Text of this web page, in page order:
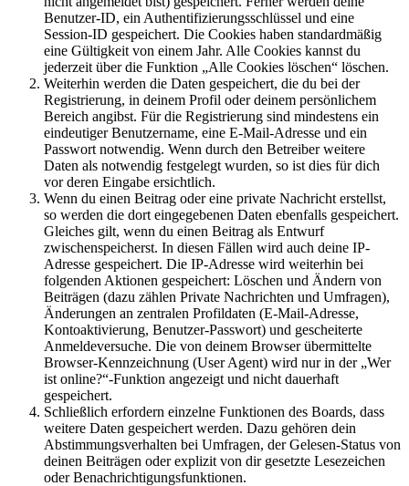
Benutzer-ID, ein Authentifizierungsschlüssel und eine
Session-ID gespeichert. Die Cookies haben standardmäßig
eine Gültigkeit von einem Jahr. Alle Cookies kannst du
jederzeit über die Funktion „Alle Cookies löschen“ löschen.
Weiterhin werden die Daten gespeichert, die du bei der
Registrierung, in deinem Profil oder deinem persönlichem
Bereich angibst. Für die Registrierung sind mindestens ein
eindeutiger Benutzername, eine E-Mail-Adresse und ein
Passwort notwendig. Wenn durch den Betreiber weitere
Daten als notwendig festgelegt wurden, so ist dies für dich
vor deren Eingabe ersichtlich.
Wenn du einen Beitrag oder eine private Nachricht erstellst,
so werden die dort eingegebenen Daten ebenfalls gespeichert.
Gleiches gilt, wenn du einen Beitrag als Entwurf
zwischenspeicherst. In diesen Fällen wird auch deine IP-
Adresse gespeichert. Die IP-Adresse wird weiterhin bei
folgenden Aktionen gespeichert: Löschen und Ändern von
Beiträgen (dazu zählen Private Nachrichten und Umfragen),
Änderungen an zentralen Profildaten (E-Mail-Adresse,
Kontoaktivierung, Benutzer-Passwort) und gescheiterte
Anmeldeversuche. Die von deinem Browser übermittelte
Browser-Kennzeichnung (User Agent) wird nur in der „Wer
ist online?“-Funktion angezeigt und nicht dauerhaft
gespeichert.
Schließlich erfordern einzelne Funktionen des Boards, dass
weitere Daten gespeichert werden. Dazu gehören dein
Abstimmungsverhalten bei Umfragen, der Gelesen-Status von
deinen Beiträgen oder explizit von dir gesetzte Lesezeichen
oder Benachrichtigungsfunktionen.